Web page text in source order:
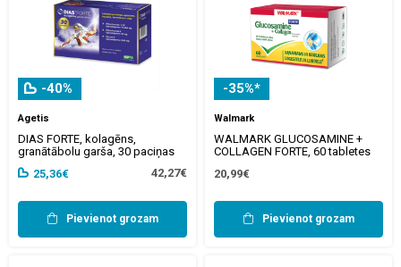
-40%
Agetis
DIAS FORTE, kolagēns,
granātābolu garša, 30 paciņas
25,36€
42,27€
Pievienot grozam
-35%*
Walmark
WALMARK GLUCOSAMINE +
COLLAGEN FORTE, 60 tabletes
20,99€
Pievienot grozam